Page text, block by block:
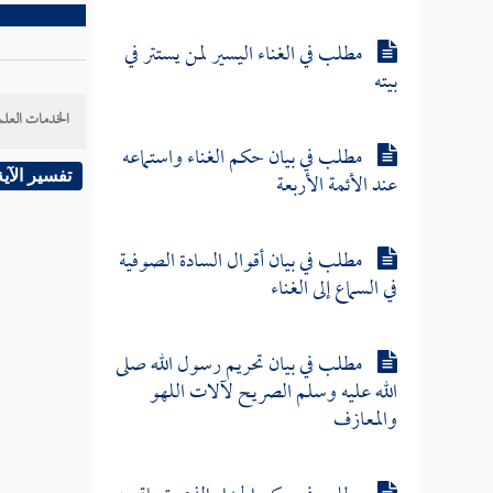
مطلب في الغناء اليسير لمن يستتر في
بيته
مطلب في بيان حكم الغناء واستماعه
عند الأئمة الأربعة
مطلب في بيان أقوال السادة الصوفية
في السماع إلى الغناء
مطلب في بيان تحريم رسول الله صلى
الله عليه وسلم الصريح لآلات اللهو
والمعازف
الخدمات
تفسير